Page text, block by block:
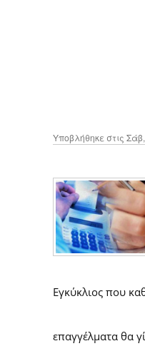
Υποβλήθηκε στις
Εγκύκλιος που
επαγγέλματα θα